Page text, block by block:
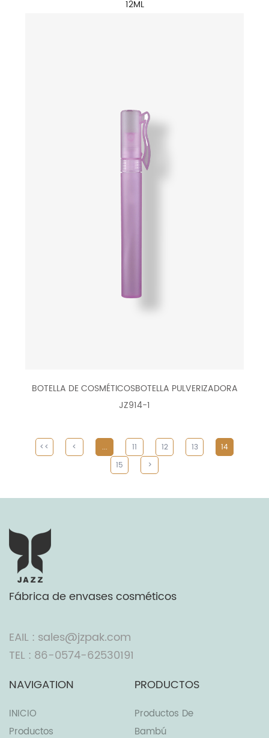
12ML
BOTELLA DE COSMÉTICOSBOTELLA PULVERIZADORA
JZ914-1
<< < ... 11 12 13
14
15
>
Fábrica de envases cosméticos
EAIL : sales@jzpak.com
TEL : 86-0574-62530191
NAVIGATION
INICIO
Productos
PRODUCTOS
Productos De
Bambú